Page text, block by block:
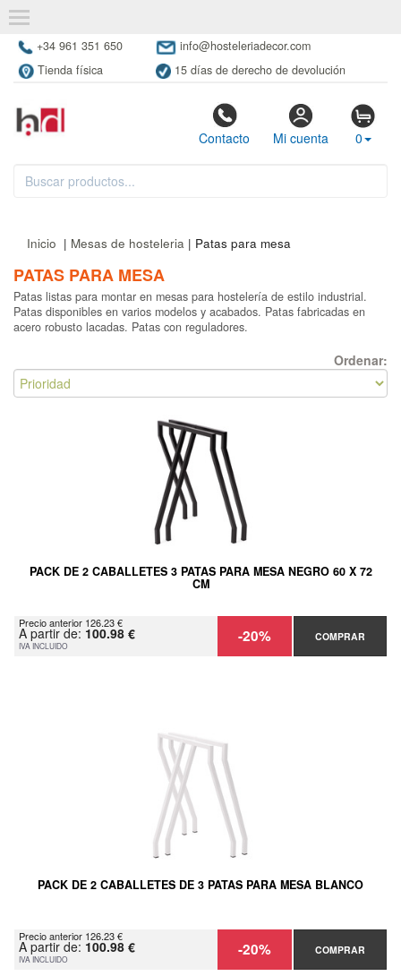
+34 961 351 650
info@hosteleriadecor.com
Tienda física
15 días de derecho de devolución
Contacto Mi cuenta 0
Inicio | Mesas de hosteleria | Patas para mesa
PATAS PARA MESA
Patas listas para montar en mesas para hostelería de estilo industrial.
Patas disponibles en varios modelos y acabados. Patas fabricadas en
acero robusto lacadas. Patas con reguladores.
Ordenar:
PACK DE 2 CABALLETES 3 PATAS PARA MESA NEGRO 60 X 72
CM
Precio anterior 126.23 €
A partir de: 100.98 €
IVA INCLUIDO -20% COMPRAR
PACK DE 2 CABALLETES DE 3 PATAS PARA MESA BLANCO
Precio anterior 126.23 €
A partir de: 100.98 €
IVA INCLUIDO -20% COMPRAR